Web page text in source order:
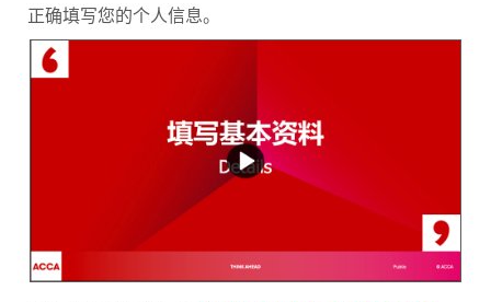
正确填写您的个人信息。